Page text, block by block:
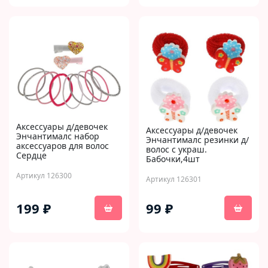
Аксессуары д/девочек
Энчантималс набор
аксессуаров для волос
Сердце
Артикул 126300
199 ₽
Аксессуары д/девочек
Энчантималс резинки д/
волос с украш.
Бабочки,4шт
Артикул 126301
99 ₽